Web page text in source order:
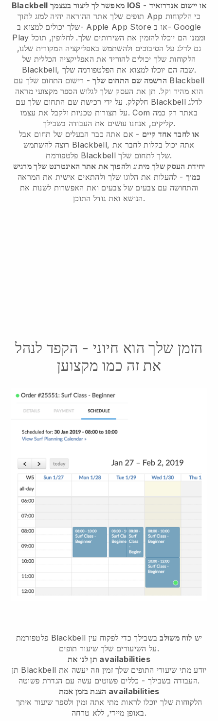
Blackbell מאפשר לך ליצור בעצמך IOS או יישום אנדרואיד -
תופים שלך אתר ההוראה יהיה למזג לתוך App כי הלקוחות
שלך יכולים למצוא ב- Apple App Store או ב- Google
Play וממנו הם יוכלו להזמין את השירותים שלך. לחלופין, תוכל
גם לדלג על הסיבוכים ולהשתמש באפליקציה המקורית שלנו,
הלקוחות שלך יכולים להוריד את האפליקציה הכללית של
Blackbell, שבה הם יוכלו למצוא את הפלטפורמה שלך.
הרשמה שם התחום שלך- רישום התחום שלך עם Blackbell
הוא מהיר וקל. תן את העסק שלך לגלוש הספר מקצועי מראה
חלקלק. על ידי רכישת שם התחום שלך עם Blackbell לדלג
על תצורות טכניות ולקבל את עצמו. Com באתר רק כמה
קליקים, אנחנו עושים את העבודה בשבילך.
או לחבר אחד קיים - אם אתה כבר הבעלים של תחום אבל
רוצה להשתמש Blackbell, אתה יכול בקלות לחבר את
פלטפורמת Blackbell שלך לתחום שלך.
יחידת העסק שלך מיתוג ולהפוך את אתר האינטרנט שלך מרגיש
כמוך - להעלות את הלוגו שלך ולהתאים אישית את המראה
והתחושה עם צבעים של צבעים ואת האפשרות לשנות את
הנושא ואת גודל התוכן.
הזמן שלך הוא חיוני - הקפד לנהל
את זה כמו מקצוען
פלטפורמת Blackbell יש לוח משולבבשבילך כדי לפקוח עין
על השיעורים שלך שיעור תופים.
תן לנו את availabilities
תן Blackbell יודע מתי שיעורי התופים שלך זמין וזה יעשה את
העבודה בשבילך - כללים פשוטים עשה עם הגדרת פשוטה.
הצגת בזמן אמת availabilities
הלקוחות שלך יוכלו לראות מתי אתה זמין ולספר שיעור איתך
באופן מיידי, ללא טרחה.